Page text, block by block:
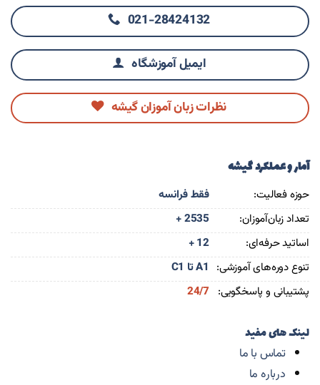
021-28424132
ایمیل آموزشگاه
نظرات زبان آموزان گیشه
لینک های مفید
تماس با ما
درباره ما
آمار و عملکرد گیشه
حوزه فعالیت:
فقط فرانسه
تعداد زبان‌آموزان:
+ 2535
اساتید حرفه‌ای:
+ 12
تنوع دوره‌های آموزشی: A1 تا C1
پشتیبانی و پاسخگویی: 24/7